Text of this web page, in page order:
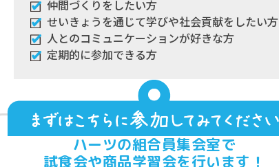
仲間づくりをしたい方
せいきょうを通じて学びや社会貢献をしたい方
人とのコミュニケーションが好きな方
定期的に参加できる方
ハーツの組合員集会室で
試食会や商品学習会を行います！